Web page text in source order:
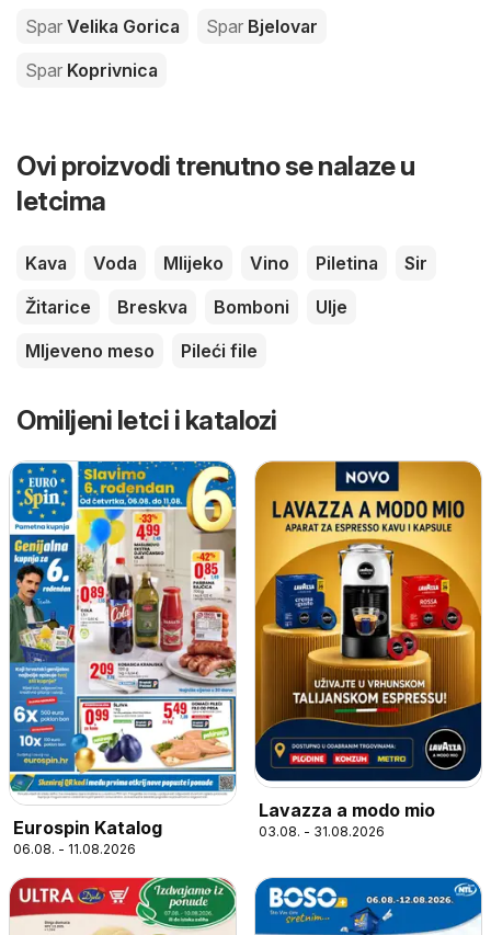
Spar Velika Gorica Spar Bjelovar
Spar Koprivnica
Ovi proizvodi trenutno se nalaze u
letcima
Kava Voda Mlijeko Vino Piletina
Sir
Žitarice
Breskva Bomboni
Ulje
Mljeveno meso
Pileći file
Omiljeni letci i katalozi
Eurospin Katalog
06.08. - 11.08.2026
Lavazza a modo mio
03.08. - 31.08.2026